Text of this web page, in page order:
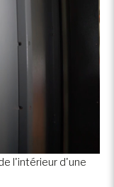
l'intérieur d'une